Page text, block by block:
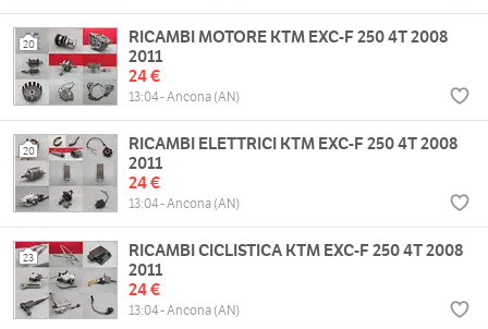
20
RICAMBI MOTORE KTM EXC-F 250 4T 2008
2011
24 €
13:04 - Ancona (AN)
20
RICAMBI ELETTRICI KTM EXC-F 250 4T 2008
2011
24 €
13:04 - Ancona (AN)
23
RICAMBI CICLISTICA KTM EXC-F 250 4T 2008
2011
24 €
13:04 - Ancona (AN)